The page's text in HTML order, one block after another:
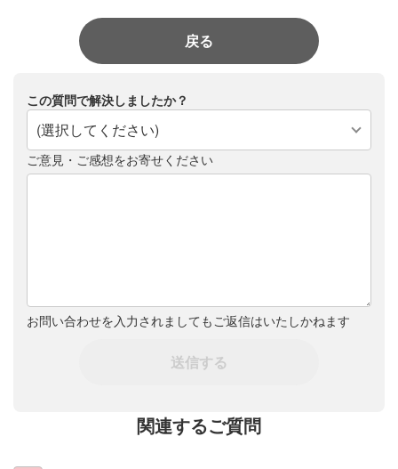
戻る
この質問で解決しましたか？
(選択してください)
ご意見・ご感想をお寄せください
お問い合わせを入力されましてもご返信はいたしかねます
送信する
関連するご質問